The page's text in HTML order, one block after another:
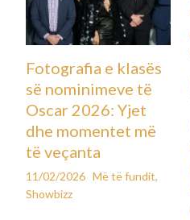
Fotografia e klasës
së nominimeve të
Oscar 2026: Yjet
dhe momentet më
të veçanta
11/02/2026 Më të fundit,
Showbizz